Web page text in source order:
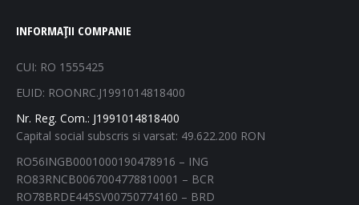
opens
new
window
opens
new
window
opens
new
window
opens
new
window
INFORMAȚII COMPANIE
CUI: RO 1555425
EUID: ROONRC.J1991014818400
Nr. Reg. Com.: J1991014818400
Capital social subscris si varsat: 49.622.200 RON
RO56INGB0001000190478916 – ING
RO83RNCB0067004778810001 – BCR
RO78BRDE445SV00750774160 – BRD